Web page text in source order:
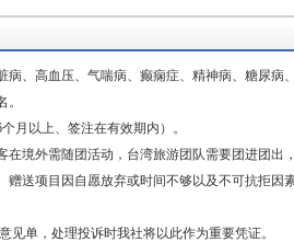
、高血压、气喘病、癫痫症、精神病、糖尿病
月以上、签注在有效期内）。
境外需随团活动，台湾旅游团队需要团进团出
送项目因自愿放弃或时间不够以及不可抗拒因
单，处理投诉时我社将以此作为重要凭证。